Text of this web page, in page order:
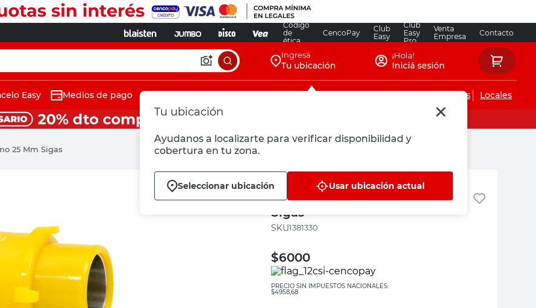
Código
de
ética
CencoPay
Club
Easy
Club
Easy
Pro
Venta
Empresa
Contacto
Ingresá
Tu ubicación
Tu ubicación
Ayudanos a localizarte para verificar disponibilidad y
cobertura en tu zona.
Seleccionar ubicación Usar ubicación actual
¡Hola!
Iniciá sesión
Easy Medios de pago Servicios de instalaciones Locales
25 Mm Sigas
Sigas
Codo a 90° Polietileno 25 Mm
Sigas
:1381330
$6000
PRECIO SIN IMPUESTOS NACIONALES:
$4958,68